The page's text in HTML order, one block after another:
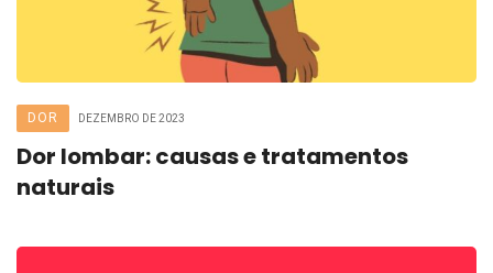
DOR DEZEMBRO DE 2023
Dor lombar: causas e tratamentos
naturais